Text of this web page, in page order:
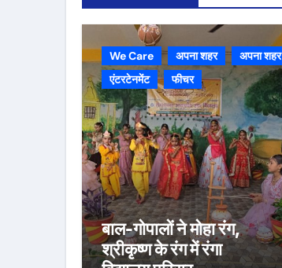
We Care अपना शहर
अपना शहर
एंटरटेनमेंट
फीचर
बाल-गोपालों ने मोहा रंग,
श्रीकृष्ण के रंग में रंगा